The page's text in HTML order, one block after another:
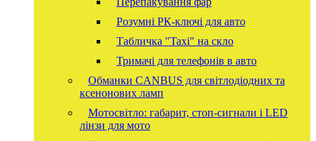
Розумні РК-ключі для авто
Табличка "Taxi" на скло
Тримачі для телефонів в авто
Обманки CANBUS для світлодіодних та
ксенонових ламп
Мотосвітло: габарит, стоп-сигнали і LED
лінзи для мото